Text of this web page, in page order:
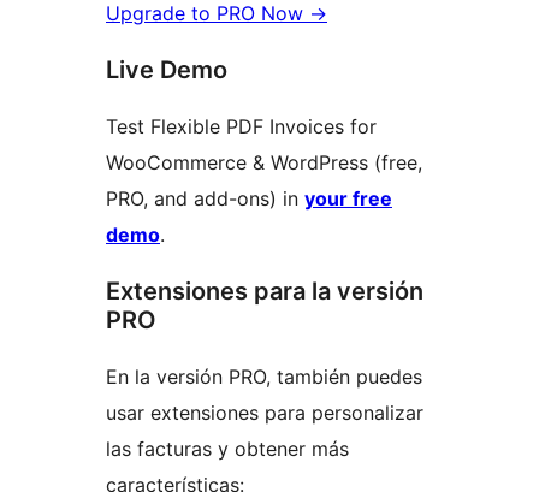
Upgrade to PRO Now →
Live Demo
Test Flexible PDF Invoices for
WooCommerce & WordPress (free,
PRO, and add-ons) in your free
demo.
Extensiones para la versión
PRO
En la versión PRO, también puedes
usar extensiones para personalizar
las facturas y obtener más
características: